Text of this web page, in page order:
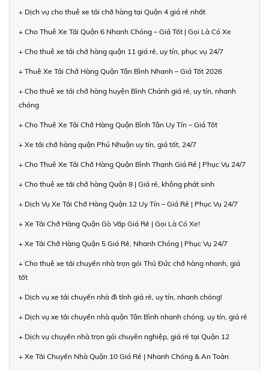
+ Dịch vụ cho thuê xe tải chở hàng tại Quận 4 giá rẻ nhất
+ Cho Thuê Xe Tải Quận 6 Nhanh Chóng – Giá Tốt | Gọi Là Có Xe
+ Cho thuê xe tải chở hàng quận 11 giá rẻ, uy tín, phục vụ 24/7
+ Thuê Xe Tải Chở Hàng Quận Tân Bình Nhanh – Giá Tốt 2026
+ Cho thuê xe tải chở hàng huyện Bình Chánh giá rẻ, uy tín, nhanh
chóng
+ Cho Thuê Xe Tải Chở Hàng Quận Bình Tân Uy Tín – Giá Tốt
+ Xe tải chở hàng quận Phú Nhuận uy tín, giá tốt, 24/7
+ Cho Thuê Xe Tải Chở Hàng Quận Bình Thạnh Giá Rẻ | Phục Vụ 24/7
+ Cho thuê xe tải chở hàng Quận 8 | Giá rẻ, không phát sinh
+ Dịch Vụ Xe Tải Chở Hàng Quận 12 Uy Tín – Giá Rẻ | Phục Vụ 24/7
+ Xe Tải Chở Hàng Quận Gò Vấp Giá Rẻ | Gọi Là Có Xe!
+ Xe Tải Chở Hàng Quận 5 Giá Rẻ, Nhanh Chóng | Phục Vụ 24/7
+ Cho thuê xe tải chuyển nhà trọn gói Thủ Đức chở hàng nhanh, giá
tốt
+ Dịch vụ xe tải chuyển nhà đi tỉnh giá rẻ, uy tín, nhanh chóng!
+ Dịch vụ xe tải chuyển nhà quận Tân Bình nhanh chóng, uy tín, giá rẻ
+ Dịch vụ chuyển nhà trọn gói chuyên nghiệp, giá rẻ tại Quận 12
+ Xe Tải Chuyển Nhà Quận 10 Giá Rẻ | Nhanh Chóng & An Toàn